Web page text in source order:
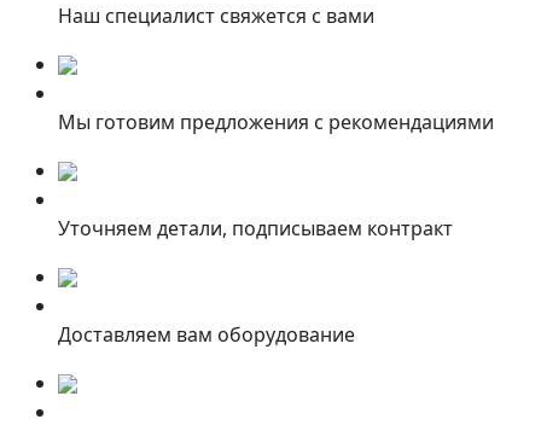
Наш специалист свяжется с вами
Мы готовим предложения с рекомендациями
Уточняем детали, подписываем контракт
Доставляем вам оборудование